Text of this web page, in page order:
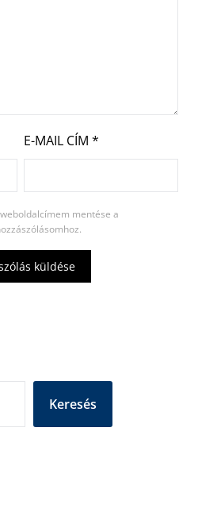
E-MAIL CÍM *
mentése a
Keresés